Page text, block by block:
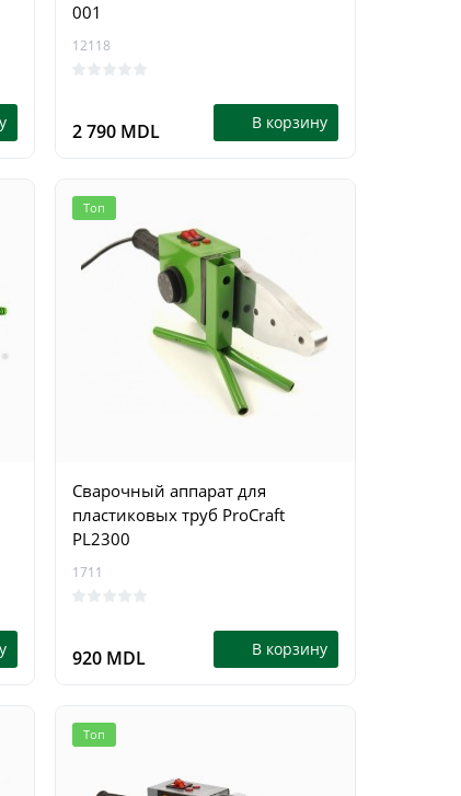
001
12118
2 790 MDL В корзину
Топ
Сварочный аппарат для
пластиковых труб ProCraft
PL2300
1711
920 MDL В корзину
Топ